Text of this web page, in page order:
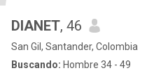
DIANET, 46
San Gil, Santander, Colombia
Buscando: Hombre 34 - 49